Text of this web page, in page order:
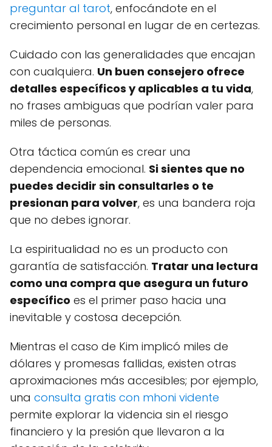
preguntar al tarot, enfocándote en el
crecimiento personal en lugar de en certezas.
Cuidado con las generalidades que encajan
con cualquiera. Un buen consejero ofrece
detalles específicos y aplicables a tu vida,
no frases ambiguas que podrían valer para
miles de personas.
Otra táctica común es crear una
dependencia emocional. Si sientes que no
puedes decidir sin consultarles o te
presionan para volver, es una bandera roja
que no debes ignorar.
La espiritualidad no es un producto con
garantía de satisfacción. Tratar una lectura
como una compra que asegura un futuro
específico es el primer paso hacia una
inevitable y costosa decepción.
Mientras el caso de Kim implicó miles de
dólares y promesas fallidas, existen otras
aproximaciones más accesibles; por ejemplo,
una consulta gratis con mhoni vidente
permite explorar la videncia sin el riesgo
financiero y la presión que llevaron a la